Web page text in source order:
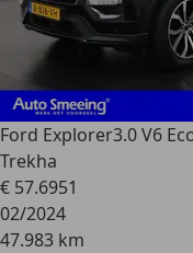
Ford Explorer3.0 V6
Trekha
€ 57.6951
02/2024
47.983 km